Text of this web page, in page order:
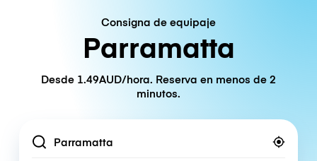
Consigna de equipaje
Parramatta
Desde 1.49AUD/hora. Reserva en menos de 2
minutos.
Location